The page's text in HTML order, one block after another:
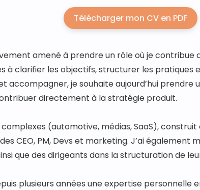
Télécharger mon CV en PDF
amené à prendre un rôle où je contribue
à clarifier les objectifs, structurer les pratiques
accompagner, je souhaite aujourd’hui prendre
directement à la stratégie produit.
(automotive, médias, SaaS),
CEO, PM, Devs et marketing. J’ai également
que des dirigeants dans la structuration de
plusieurs années une expertise personnelle